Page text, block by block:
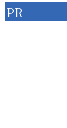
PR